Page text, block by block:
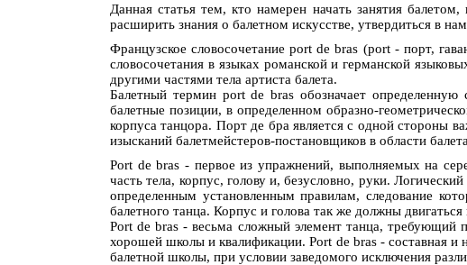
Данная статья тем, кто намерен начать занятия
расширить знания о балетном искусстве, утвердиться в
Французcкое словосочетание port de bras (port - порт,
словосочетания в языках романской и германской
другими частями тела артиста балета.
Балетный термин port de bras обозначает
балетные позиции, в определенном образно-
корпуса танцора. Порт де бра является c одной стороны
изысканий балетмейстеров-постановщиков в области
Port de bras - первое из упражнений, выполняемых на
часть тела, корпус, голову и, безусловно, руки.
определенным установленным правилам, следование
балетного танца. Корпус и голова так же должны
Port de bras - весьма сложный элемент танца, требующий
хорошей школы и квалификации. Port de bras - составная и
балетной школы, при условии заведомого исключения